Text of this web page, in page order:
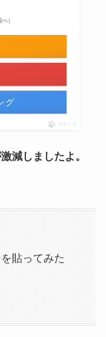
）
グ
ポチップ
減しましたよ。
貼ってみた